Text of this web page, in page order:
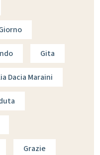
Gita
Dacia Maraini
Grazie